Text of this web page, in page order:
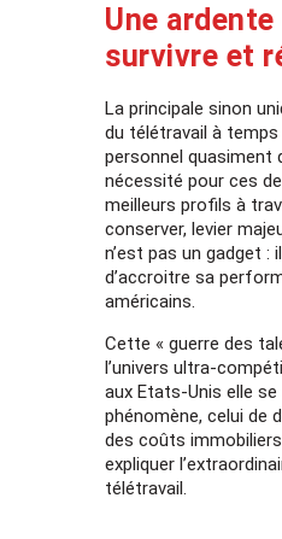
Une
survivre et
La principale sinon
du télétravail à
personnel quasiment
nécessité pour ces
meilleurs profils à
conserver, levier
n’est pas un gadget :
d’accroitre sa
américains.
Cette « guerre des
l’univers ultra-
aux Etats-Unis elle
phénomène, celui de
des coûts
expliquer
télétravail.